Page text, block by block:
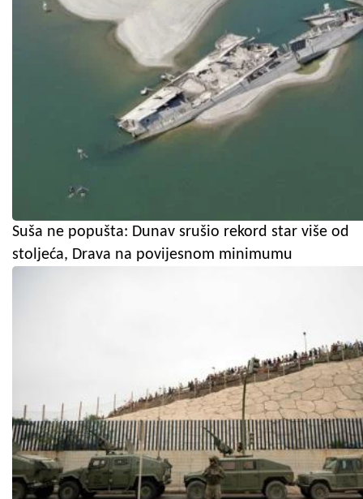
Suša ne popušta: Dunav srušio rekord star više od
stoljeća, Drava na povijesnom minimumu